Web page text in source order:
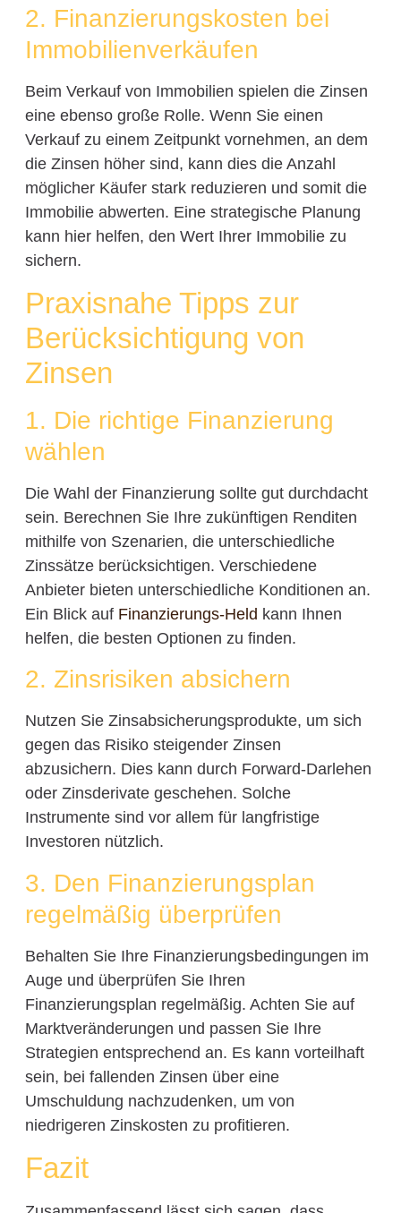
2. Finanzierungskosten bei
Immobilienverkäufen
Beim Verkauf von Immobilien spielen die Zinsen
eine ebenso große Rolle. Wenn Sie einen
Verkauf zu einem Zeitpunkt vornehmen, an dem
die Zinsen höher sind, kann dies die Anzahl
möglicher Käufer stark reduzieren und somit die
Immobilie abwerten. Eine strategische Planung
kann hier helfen, den Wert Ihrer Immobilie zu
sichern.
Praxisnahe Tipps zur
Berücksichtigung von
Zinsen
1. Die richtige Finanzierung
wählen
Die Wahl der Finanzierung sollte gut durchdacht
sein. Berechnen Sie Ihre zukünftigen Renditen
mithilfe von Szenarien, die unterschiedliche
Zinssätze berücksichtigen. Verschiedene
Anbieter bieten unterschiedliche Konditionen an.
Ein Blick auf Finanzierungs-Held kann Ihnen
helfen, die besten Optionen zu finden.
2. Zinsrisiken absichern
Nutzen Sie Zinsabsicherungsprodukte, um sich
gegen das Risiko steigender Zinsen
abzusichern. Dies kann durch Forward-Darlehen
oder Zinsderivate geschehen. Solche
Instrumente sind vor allem für langfristige
Investoren nützlich.
3. Den Finanzierungsplan
regelmäßig überprüfen
Behalten Sie Ihre Finanzierungsbedingungen im
Auge und überprüfen Sie Ihren
Finanzierungsplan regelmäßig. Achten Sie auf
Marktveränderungen und passen Sie Ihre
Strategien entsprechend an. Es kann vorteilhaft
sein, bei fallenden Zinsen über eine
Umschuldung nachzudenken, um von
niedrigeren Zinskosten zu profitieren.
Fazit